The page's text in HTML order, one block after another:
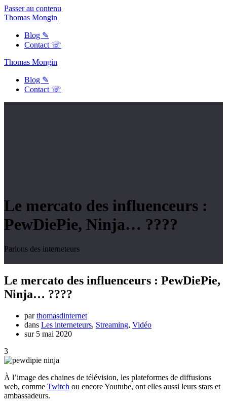
Passer au contenu
Thomas Mongin
Blog ✎
Contact ☏
Thomas Mongin
Blog ✎
Contact ☏
Le mercato des influenceurs :
PewDiePie, Ninja… ????
Parlons des interneteurs
Le mercato des influenceurs : PewDiePie,
Ninja… ????
parthomasdinternet
dans Les interneteurs, Streaming, Vidéo
sur 5 mai 2020
3
À l’image des chaines de télévision, les plateformes de diffusions
web, comme Twitch ou encore Youtube, ont elles aussi leurs stars et
ambassadeurs.